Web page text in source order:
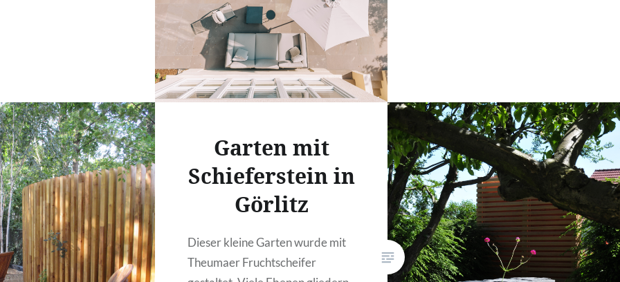
Garten mit
Schieferstein in
Görlitz
Dieser kleine Garten wurde mit
Theumaer Fruchtscheifer